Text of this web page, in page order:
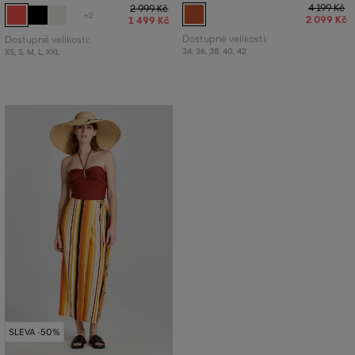
+2
2 999 Kč
1 499 Kč
Dostupné velikosti:
XS, S, M, L, XXL
4 199 Kč
2 099 Kč
Dostupné velikosti:
34, 36, 38, 40, 42
SLEVA -50%